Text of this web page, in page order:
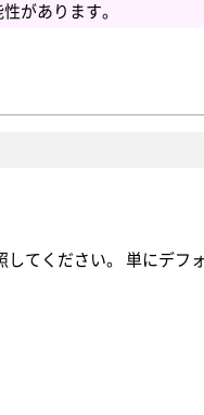
があります。
してください。 単にデフ